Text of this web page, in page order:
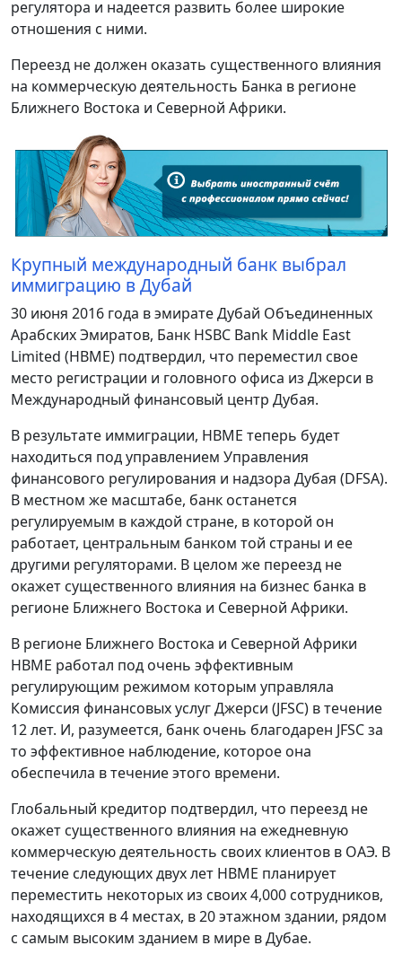
регулятора и надеется развить более широкие
отношения с ними.
Переезд не должен оказать существенного влияния
на коммерческую деятельность Банка в регионе
Ближнего Востока и Северной Африки.
Крупный международный банк выбрал
иммиграцию в Дубай
30 июня 2016 года в эмирате Дубай Объединенных
Арабских Эмиратов, Банк HSBC Bank Middle East
Limited (HBME) подтвердил, что переместил свое
место регистрации и головного офиса из Джерси в
Международный финансовый центр Дубая.
В результате иммиграции, HBME теперь будет
находиться под управлением Управления
финансового регулирования и надзора Дубая (DFSA).
В местном же масштабе, банк останется
регулируемым в каждой стране, в которой он
работает, центральным банком той страны и ее
другими регуляторами. В целом же переезд не
окажет существенного влияния на бизнес банка в
регионе Ближнего Востока и Северной Африки.
В регионе Ближнего Востока и Северной Африки
HBME работал под очень эффективным
регулирующим режимом которым управляла
Комиссия финансовых услуг Джерси (JFSC) в течение
12 лет. И, разумеется, банк очень благодарен JFSC за
то эффективное наблюдение, которое она
обеспечила в течение этого времени.
Глобальный кредитор подтвердил, что переезд не
окажет существенного влияния на ежедневную
коммерческую деятельность своих клиентов в ОАЭ. В
течение следующих двух лет HBME планирует
переместить некоторых из своих 4,000 сотрудников,
находящихся в 4 местах, в 20 этажном здании, рядом
с самым высоким зданием в мире в Дубае.